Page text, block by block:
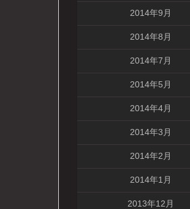
2014年9月
2014年8月
2014年7月
2014年5月
2014年4月
2014年3月
2014年2月
2014年1月
2013年12月